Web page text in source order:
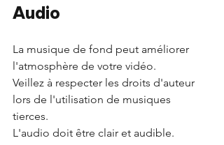
Audio
La musique de fond peut améliorer
l'atmosphère de votre vidéo.
Veillez à respecter les droits d'auteur
lors de l'utilisation de musiques
tierces.
L'audio doit être clair et audible.